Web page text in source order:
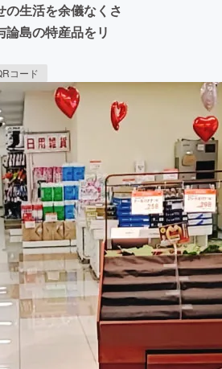
の生活を余儀なくさ
島の特産品をリ
コード